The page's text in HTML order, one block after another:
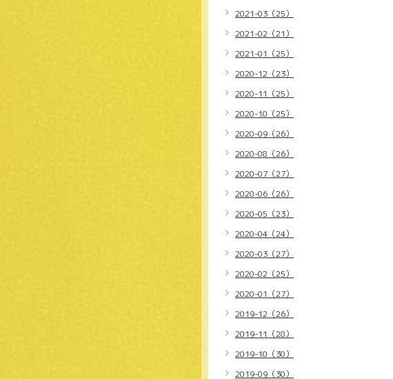
2021-03（25）
2021-02（21）
2021-01（25）
2020-12（23）
2020-11（25）
2020-10（25）
2020-09（26）
2020-08（26）
2020-07（27）
2020-06（26）
2020-05（23）
2020-04（24）
2020-03（27）
2020-02（25）
2020-01（27）
2019-12（26）
2019-11（28）
2019-10（30）
2019-09（30）